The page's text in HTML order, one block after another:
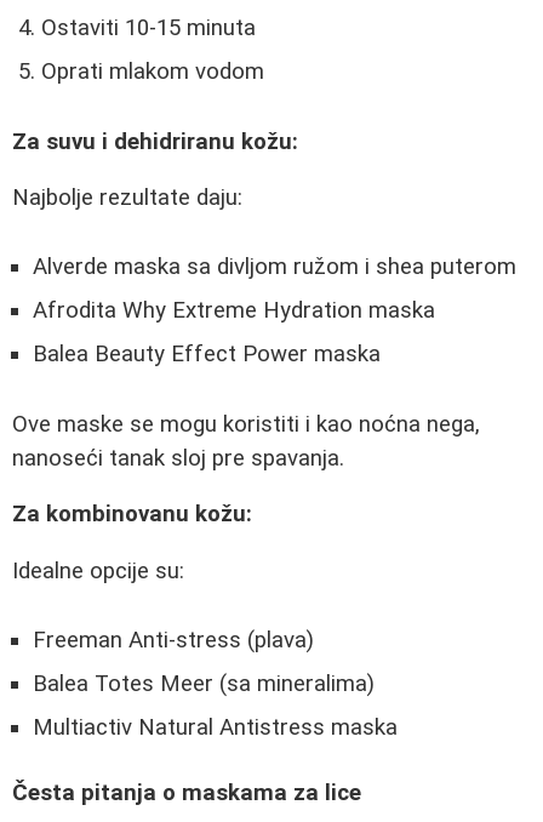
Ostaviti 10-15 minuta
Oprati mlakom vodom
Za suvu i dehidriranu kožu:
Najbolje rezultate daju:
Alverde maska sa divljom ružom i shea puterom
Afrodita Why Extreme Hydration maska
Balea Beauty Effect Power maska
Ove maske se mogu koristiti i kao noćna nega,
nanoseći tanak sloj pre spavanja.
Za kombinovanu kožu:
Idealne opcije su:
Freeman Anti-stress (plava)
Balea Totes Meer (sa mineralima)
Multiactiv Natural Antistress maska
Česta pitanja o maskama za lice